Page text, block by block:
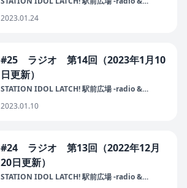
2023.01.24
#25 ラジオ 第14回（2023年1月10
日更新）
STATION IDOL LATCH! 駅前広場 -radio &
2023.01.10
#24 ラジオ 第13回（2022年12月
20日更新）
STATION IDOL LATCH! 駅前広場 -radio &